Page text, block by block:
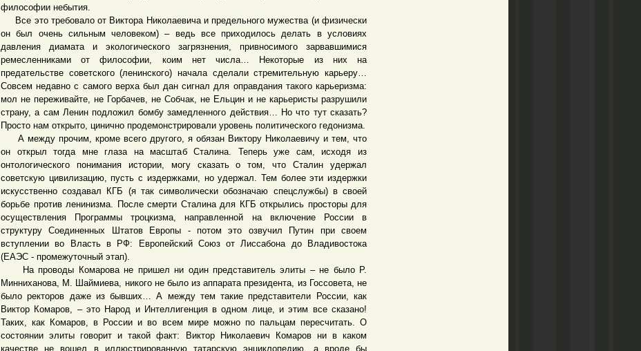
философии небытия.
Все это требовало от Виктора Николаевича и предельного мужества (и физически
он был очень сильным человеком) – ведь все приходилось делать в условиях
давления диамата и экологического загрязнения, привносимого зарвавшимися
ремесленниками от философии, коим нет числа… Некоторые из них на
предательстве советского (ленинского) начала сделали стремительную карьеру…
Совсем недавно с самого верха был дан сигнал для оправдания такого карьеризма:
мол не переживайте, не Горбачев, не Собчак, не Ельцин и не карьеристы разрушили
страну, а сам Ленин подложил бомбу замедленного действия… Но что тут сказать?
Просто нам открыто, цинично продемонстрировали уровень политического гедонизма.
А между прочим, кроме всего другого, я обязан Виктору Николаевичу и тем, что
он открыл тогда мне глаза на масштаб Сталина. Теперь уже сам, исходя из
онтологического понимания истории, могу сказать о том, что Сталин удержал
советскую цивилизацию, пусть с издержками, но удержал. Тем более эти издержки
искусственно создавал КГБ (я так символически обозначаю спецслужбы) в своей
борьбе против ленинизма. После смерти Сталина для КГБ открылись просторы для
осуществления Программы троцкизма, направленной на включение России в
структуру Соединенных Штатов Европы - потом это озвучил Путин при своем
вступлении во Власть в РФ: Европейский Союз от Лиссабона до Владивостока
(ЕАЭС - промежуточный этап).
На проводы Комарова не пришел ни один представитель элиты – не было Р.
Минниханова, М. Шаймиева, никого не было из аппарата президента, из Госсовета, не
было ректоров даже из бывших… А между тем такие представители России, как
Виктор Комаров, – это Народ и Интеллигенция в одном лице, и этим все сказано!
Таких, как Комаров, в России и во всем мире можно по пальцам пересчитать. О
состоянии элиты говорит и такой факт: Виктор Николаевич Комаров ни в каком
качестве не вошел в иллюстрированную татарскую энциклопедию, а вроде бы